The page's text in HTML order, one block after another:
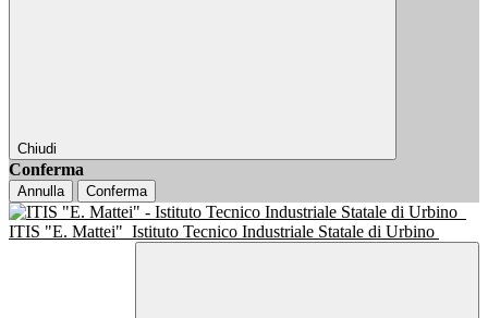
Chiudi
Conferma
Annulla Conferma
ITIS "E. Mattei" Istituto Tecnico Industriale Statale di Urbino